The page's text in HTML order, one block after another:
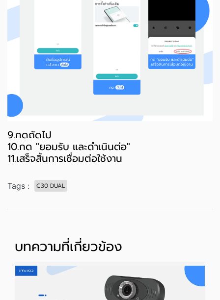
9.กดถัดไป
10.กด "ยอมรับ และดำเนินต่อ"
11.เสร็จสิ้นการเชื่อมต่อใช้งาน
Tags : C30 DUAL
บทความที่เกี่ยวข้อง